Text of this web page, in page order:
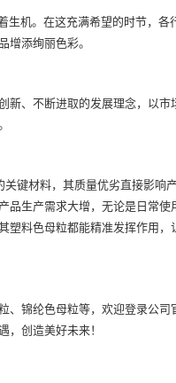
机。在这充满希望的时节，
添绚丽色彩。
、不断进取的发展理念，以
键材料，其质量优劣直接影响
生产需求大增，无论是日常
料色母粒都能精准发挥作用
、锦纶色母粒等，欢迎登录公
创造美好未来！